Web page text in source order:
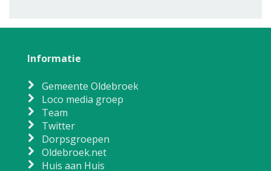
Informatie
Gemeente Oldebroek
Loco media groep
Team
Twitter
Dorpsgroepen
Oldebroek.net
Huis aan Huis